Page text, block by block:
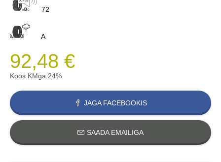
72
A
92,48 €
Koos KMga 24%
JAGA FACEBOOKIS
SAADA EMAILIGA